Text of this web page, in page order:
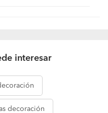
interesar
decoración